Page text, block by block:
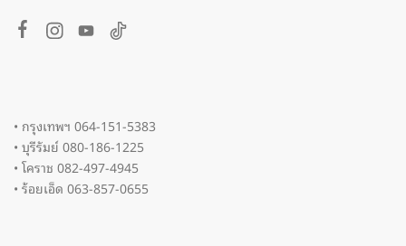
• กรุงเทพฯ 064-151-5383
• บุรีรัมย์ 080-186-1225
• โคราช 082-497-4945
• ร้อยเอ็ด 063-857-0655